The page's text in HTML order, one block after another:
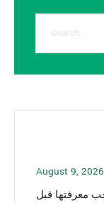
August 9, 2026
معرفتها قبل